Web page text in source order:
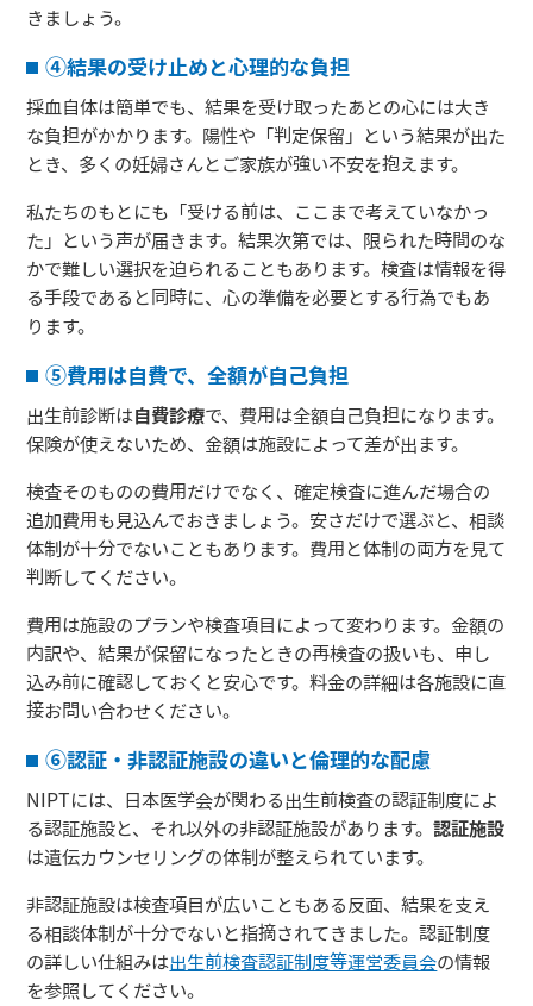
きましょう。
④結果の受け止めと心理的な負担
採血自体は簡単でも、結果を受け取ったあとの心には大き
な負担がかかります。陽性や「判定保留」という結果が出た
とき、多くの妊婦さんとご家族が強い不安を抱えます。
私たちのもとにも「受ける前は、ここまで考えていなかっ
た」という声が届きます。結果次第では、限られた時間のな
かで難しい選択を迫られることもあります。検査は情報を得
る手段であると同時に、心の準備を必要とする行為でもあ
ります。
⑤費用は自費で、全額が自己負担
出生前診断は自費診療で、費用は全額自己負担になります。
保険が使えないため、金額は施設によって差が出ます。
検査そのものの費用だけでなく、確定検査に進んだ場合の
追加費用も見込んでおきましょう。安さだけで選ぶと、相談
体制が十分でないこともあります。費用と体制の両方を見て
判断してください。
費用は施設のプランや検査項目によって変わります。金額の
内訳や、結果が保留になったときの再検査の扱いも、申し
込み前に確認しておくと安心です。料金の詳細は各施設に直
接お問い合わせください。
⑥認証・非認証施設の違いと倫理的な配慮
NIPTには、日本医学会が関わる出生前検査の認証制度によ
る認証施設と、それ以外の非認証施設があります。認証施設
は遺伝カウンセリングの体制が整えられています。
非認証施設は検査項目が広いこともある反面、結果を支え
る相談体制が十分でないと指摘されてきました。認証制度
の詳しい仕組みは出生前検査認証制度等運営委員会の情報
を参照してください。